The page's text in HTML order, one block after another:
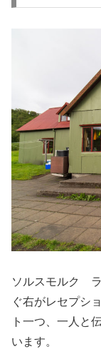
ソルスモルク
ぐ右がレセプシ
ト一つ、一人と
います。